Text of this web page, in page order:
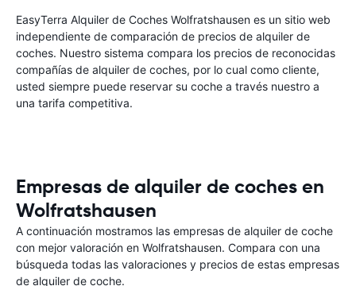
EasyTerra Alquiler de Coches Wolfratshausen es un sitio web
independiente de comparación de precios de alquiler de
coches. Nuestro sistema compara los precios de reconocidas
compañías de alquiler de coches, por lo cual como cliente,
usted siempre puede reservar su coche a través nuestro a
una tarifa competitiva.
Empresas de alquiler de coches en
Wolfratshausen
A continuación mostramos las empresas de alquiler de coche
con mejor valoración en Wolfratshausen. Compara con una
búsqueda todas las valoraciones y precios de estas empresas
de alquiler de coche.